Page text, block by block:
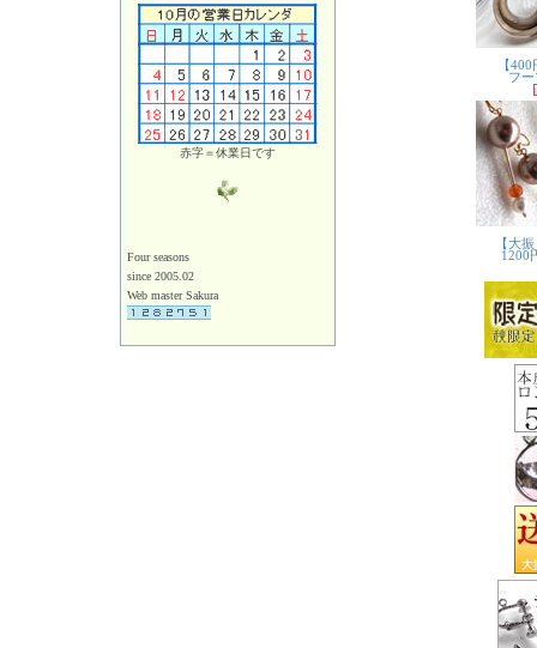
赤字＝休業日です
Four seasons
since 2005.02
Web master Sakura